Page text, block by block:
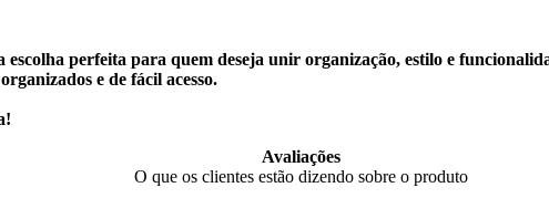
perfeita para quem deseja unir organização, estilo e
e de fácil acesso.
Avaliações
O que os clientes estão dizendo sobre o produto